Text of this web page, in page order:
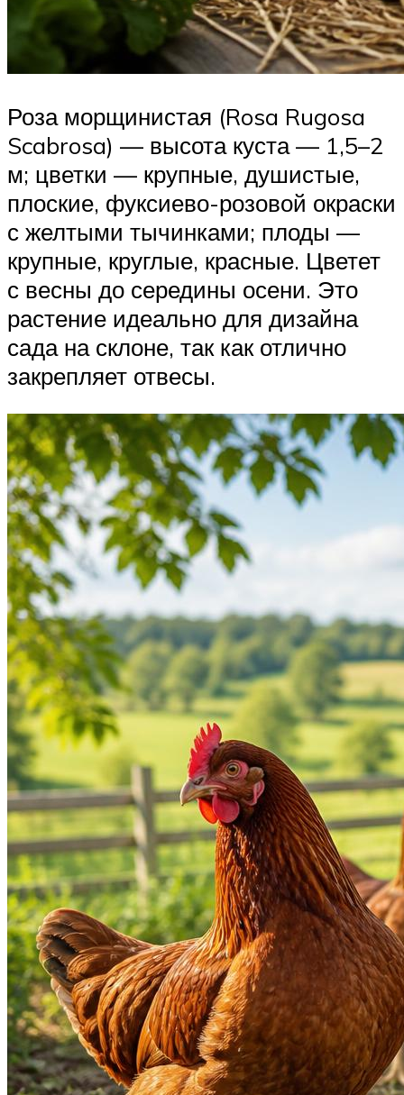
Роза морщинистая (Rosa Rugosa
Scabrosa) — высота куста — 1,5–2
м; цветки — крупные, душистые,
плоские, фуксиево-розовой окраски
с желтыми тычинками; плоды —
крупные, круглые, красные. Цветет
с весны до середины осени. Это
растение идеально для дизайна
сада на склоне, так как отлично
закрепляет отвесы.